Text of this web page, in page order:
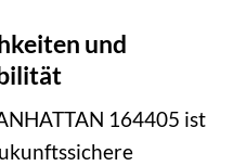
und
164405 ist